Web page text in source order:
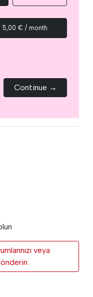
5,00 € / month
Continue →
veya